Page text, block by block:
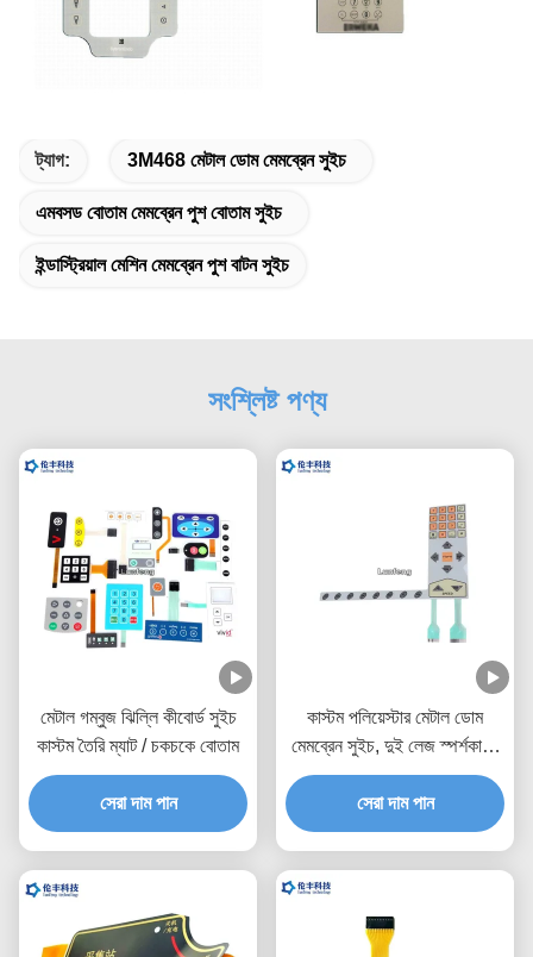
ট্যাগ: 3M468 মেটাল ডোম মেমব্রেন সুইচ
এমবসড বোতাম মেমব্রেন পুশ বোতাম সুইচ
ইন্ডাস্ট্রিয়াল মেশিন মেমব্রেন পুশ বাটন সুইচ
সংশ্লিষ্ট পণ্য
মেটাল গম্বুজ ঝিল্লি কীবোর্ড সুইচ
কাস্টম তৈরি ম্যাট / চকচকে বোতাম
সেরা দাম পান
কাস্টম পলিয়েস্টার মেটাল ডোম
মেমব্রেন সুইচ, দুই লেজ স্পর্শকাতর
মেটাল ডোম সুইচ
সেরা দাম পান